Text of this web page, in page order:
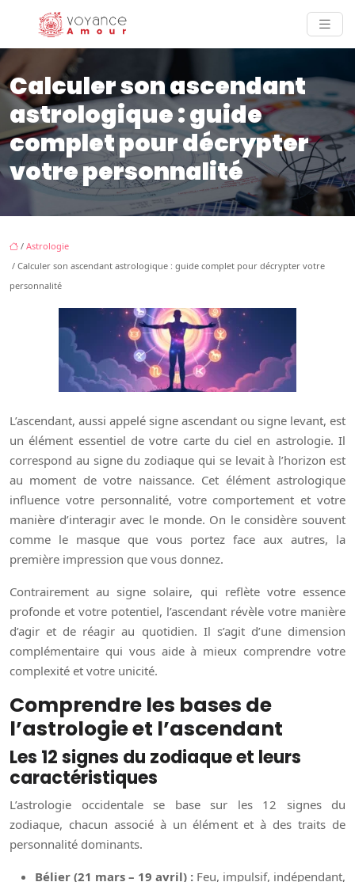
Calculer son ascendant
astrologique : guide
complet pour décrypter
votre personnalité
/ Astrologie
/ Calculer son ascendant astrologique : guide complet pour décrypter votre
personnalité
L’ascendant, aussi appelé signe ascendant ou signe levant, est
un élément essentiel de votre carte du ciel en astrologie. Il
correspond au signe du zodiaque qui se levait à l’horizon est
au moment de votre naissance. Cet élément astrologique
influence votre personnalité, votre comportement et votre
manière d’interagir avec le monde. On le considère souvent
comme le masque que vous portez face aux autres, la
première impression que vous donnez.
Contrairement au signe solaire, qui reflète votre essence
profonde et votre potentiel, l’ascendant révèle votre manière
d’agir et de réagir au quotidien. Il s’agit d’une dimension
complémentaire qui vous aide à mieux comprendre votre
complexité et votre unicité.
Comprendre les bases de
l’astrologie et l’ascendant
Les 12 signes du zodiaque et leurs
caractéristiques
L’astrologie occidentale se base sur les 12 signes du
zodiaque, chacun associé à un élément et à des traits de
personnalité dominants.
Bélier (21 mars – 19 avril) : Feu, impulsif, indépendant,